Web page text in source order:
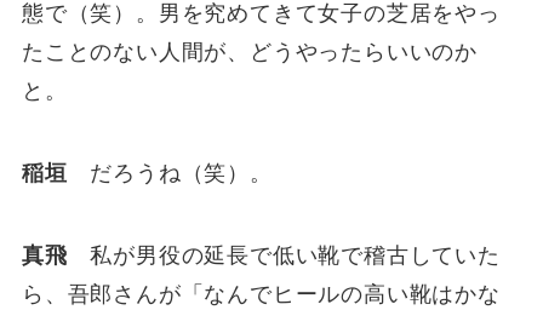
態で（笑）。男を究めてきて女子の芝居をやっ
たことのない人間が、どうやったらいいのか
と。
稲垣 だろうね（笑）。
真飛 私が男役の延長で低い靴で稽古していた
ら、吾郎さんが「なんでヒールの高い靴はかな